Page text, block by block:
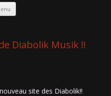
Aller
contenu
Diabolik Musik !!
site des Diabolik!!